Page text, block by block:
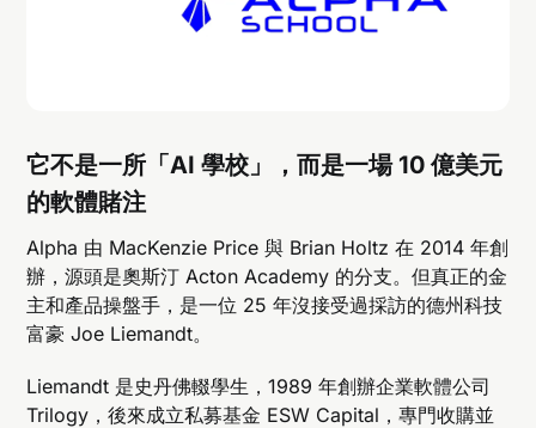
它不是一所「AI 學校」，而是一場 10 億美元
的軟體賭注
Alpha 由 MacKenzie Price 與 Brian Holtz 在 2014 年創
辦，源頭是奧斯汀 Acton Academy 的分支。但真正的金
主和產品操盤手，是一位 25 年沒接受過採訪的德州科技
富豪 Joe Liemandt。
Liemandt 是史丹佛輟學生，1989 年創辦企業軟體公司
Trilogy，後來成立私募基金 ESW Capital，專門收購並